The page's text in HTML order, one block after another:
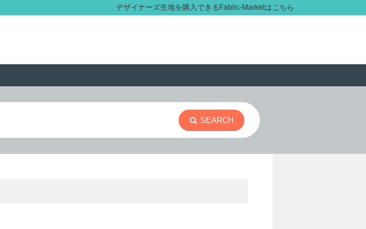
デザイナーズ生地を購入できるFablic-Marketはこちら
SEARCH